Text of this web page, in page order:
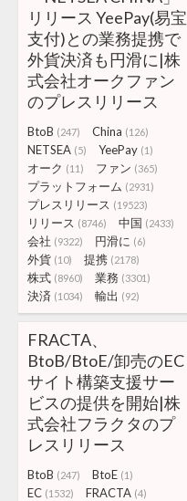
リリース YeePay(易宝
支付)との業務提携で
外貨決済も円滑に|株
式会社オークファン
のプレスリリース
BtoB (247) China (126)
NETSEA (5) YeePay (1)
オーク (11) ファン (365)
プラットフォーム (2931)
プレスリリース (19523)
リリース (8746) 中国 (2433)
会社 (9322) 円滑に (6)
外貨 (10) 提携 (2178)
株式 (8960) 業務 (3301)
決済 (1034) 輸出 (92)
FRACTA、
BtoB/BtoE/卸売のEC
サイト構築支援サー
ビスの提供を開始|株
式会社フラクタのプ
レスリリース
BtoB (247) BtoE (1)
EC (1532) FRACTA (4)